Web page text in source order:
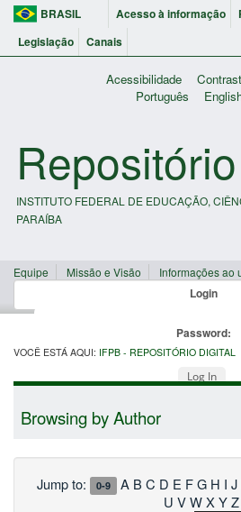
BRASIL Acesso à informação
Legislação
Canais
Acessibilidade
Português
INSTITUTO FEDERAL DE EDUCAÇÃO,
PARAÍBA
Equipe Missão e Visão Informações ao
Login
Password:
Log In
VOCÊ ESTÁ AQUI: IFPB - REPOSITÓRIO DIGITAL
Browsing by Author
Jump to: 0-9 A B C D E F G H I J
U VWX YZ